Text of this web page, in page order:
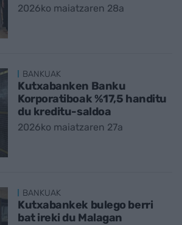
2026ko maiatzaren 28a
BANKUAK
Kutxabanken Banku
Korporatiboak %17,5 handitu
du kreditu-saldoa
2026ko maiatzaren 27a
BANKUAK
Kutxabankek bulego berri
bat ireki du Malagan